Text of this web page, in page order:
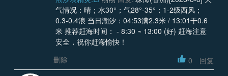
气情况：晴；水30°；气28°-35°；1-2级西风；
0.3-0.4浪 当日潮汐：04:53满2.3米 / 13:01干0.6
米 推荐赶海时间： - 8:30 ~ 13:00 (好) 赶海注意
安全，祝你赶海愉快！
删除
0 回复